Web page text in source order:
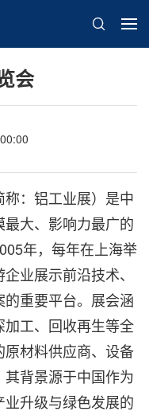
会
：铝工业展）是中
大、影响力最广的
年，每年在上海举
业展示前沿技术、
重要平台。展会涵
工、回收再生等全
材料供应商、设备
背景源于中国作为
升级与绿色发展的